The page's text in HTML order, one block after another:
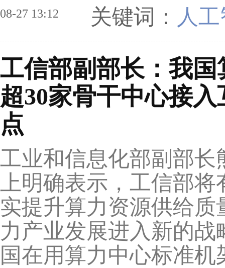
08-27 13:12 关键词： 人
工信部副部长：我国
超30家骨干中心接
点
工业和信息化部副部长
上明确表示，工信部
实提升算力资源供给
力产业发展进入新的
国在用算力中心标准机